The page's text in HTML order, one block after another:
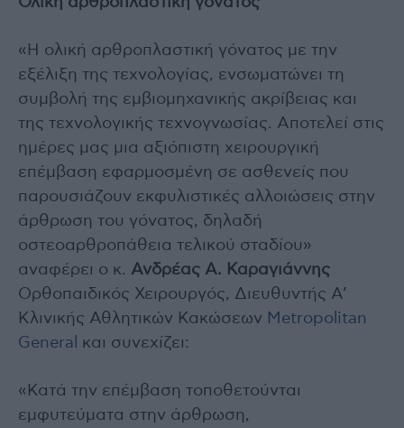
«Η ολική αρθροπλαστική γόνατος με την
εξέλιξη της τεχνολογίας, ενσωματώνει τη
συμβολή της εμβιομηχανικής ακρίβειας και
της τεχνολογικής τεχνογνωσίας. Αποτελεί στις
ημέρες μας μια αξιόπιστη χειρουργική
επέμβαση εφαρμοσμένη σε ασθενείς που
παρουσιάζουν εκφυλιστικές αλλοιώσεις στην
άρθρωση του γόνατος, δηλαδή
οστεοαρθροπάθεια τελικού σταδίου»
αναφέρει ο κ. Ανδρέας Α. Καραγιάννης
Ορθοπαιδικός Χειρουργός, Διευθυντής Α’
Κλινικής Αθλητικών Κακώσεων Metropolitan
General
και συνεχίζει:
«Κατά την επέμβαση τοποθετούνται
εμφυτεύματα στην άρθρωση,